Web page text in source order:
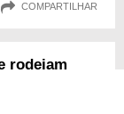
COMPARTILHAR
rodeiam